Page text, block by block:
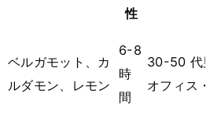
性
ベルガモット、カ
ルダモン、レモン
6-8
時
間
30-50 代男
オフィス・